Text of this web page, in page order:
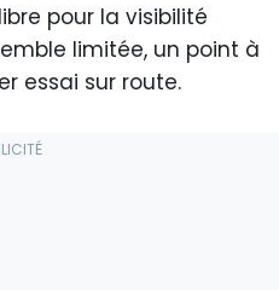
pour la visibilité
limitée, un point à
essai sur route.